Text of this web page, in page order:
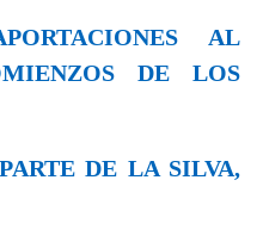
AL
DE LOS
DE LA SILVA,